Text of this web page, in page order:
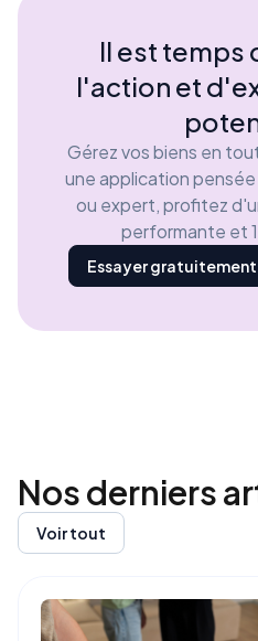
Il est temps
l'action et
Gérez vos biens en
une application
ou expert, profitez
performante et
Essayer gratuitement
Nos derniers
Voir tout